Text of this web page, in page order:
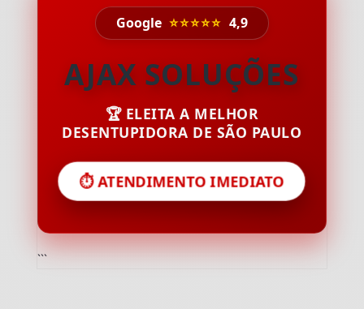
Google ⭐⭐⭐⭐⭐ 4,9
AJAX SOLUÇÕES
🏆 ELEITA A MELHOR
DESENTUPIDORA DE SÃO PAULO
⏱️ ATENDIMENTO IMEDIATO
```